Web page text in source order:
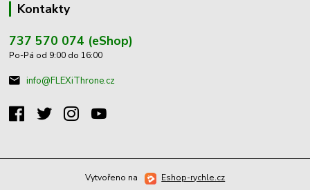
Kontakty
737 570 074 (eShop)
Po-Pá od 9:00 do 16:00
info@FLEXiThrone.cz
Vytvořeno na Eshop-rychle.cz